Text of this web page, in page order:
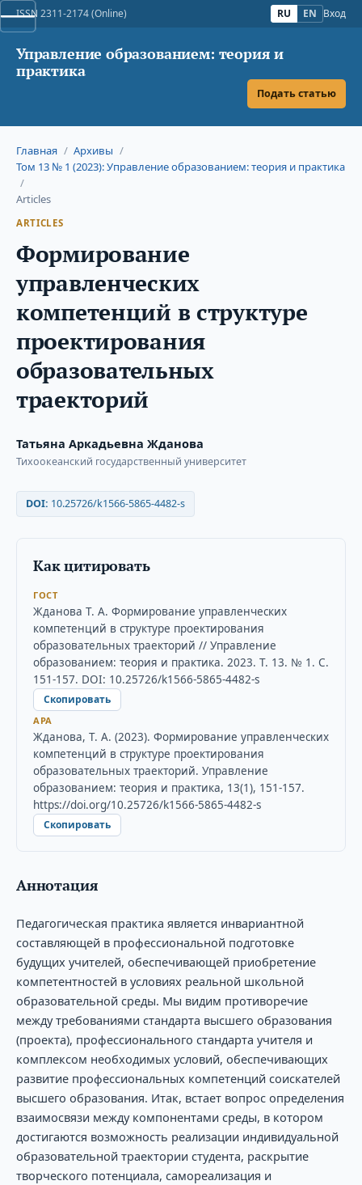
ISSN 2311-2174 (Online) RU EN Вход
Управление образованием: теория и
практика
Подать статью
Главная / Архивы /
Том 13 № 1 (2023): Управление образованием: теория и практика
/
Articles
ARTICLES
Формирование
управленческих
компетенций в структуре
проектирования
образовательных
траекторий
Татьяна Аркадьевна Жданова
Тихоокеанский государственный университет
DOI: 10.25726/k1566-5865-4482-s
Как цитировать
ГОСТ
Жданова Т. А. Формирование управленческих
компетенций в структуре проектирования
образовательных траекторий // Управление
образованием: теория и практика. 2023. Т. 13. № 1. С.
151-157. DOI: 10.25726/k1566-5865-4482-s
Скопировать
APA
Жданова, Т. А. (2023). Формирование управленческих
компетенций в структуре проектирования
образовательных траекторий. Управление
образованием: теория и практика, 13(1), 151-157.
https://doi.org/10.25726/k1566-5865-4482-s
Скопировать
Аннотация
Педагогическая практика является инвариантной
составляющей в профессиональной подготовке
будущих учителей, обеспечивающей приобретение
компетентностей в условиях реальной школьной
образовательной среды. Мы видим противоречие
между требованиями стандарта высшего образования
(проекта), профессионального стандарта учителя и
комплексом необходимых условий, обеспечивающих
развитие профессиональных компетенций соискателей
высшего образования. Итак, встает вопрос определения
взаимосвязи между компонентами среды, в котором
достигаются возможность реализации индивидуальной
образовательной траектории студента, раскрытие
творческого потенциала, самореализация и